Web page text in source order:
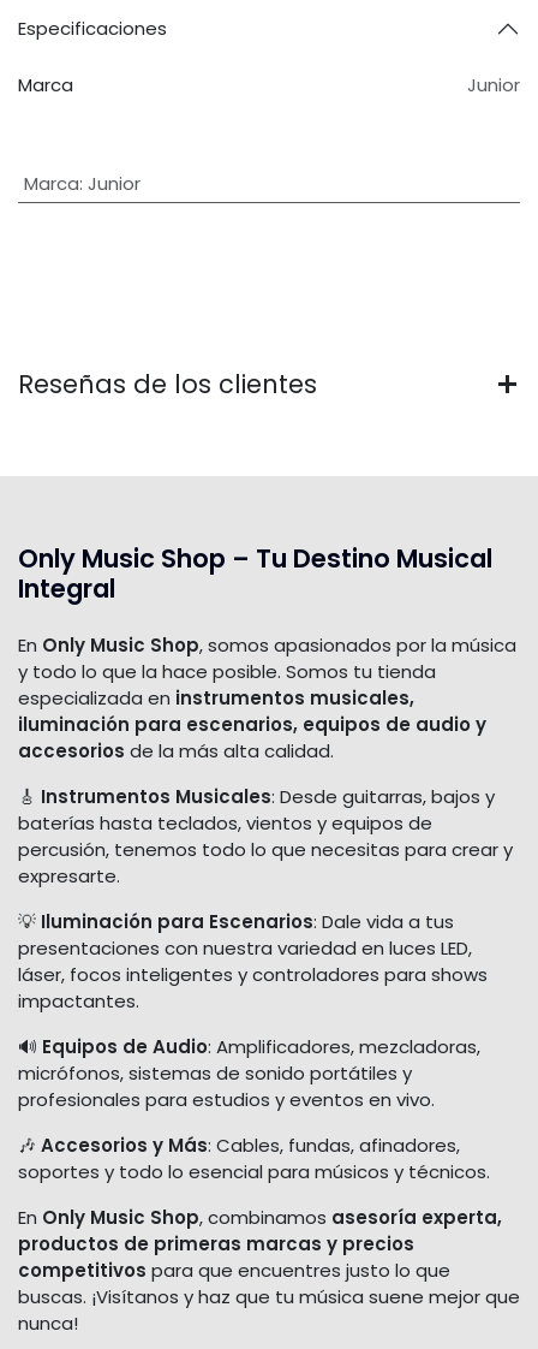
Especificaciones
Marca Junior
Marca: Junior
Reseñas de los clientes
Only Music Shop – Tu Destino Musical
Integral
En Only Music Shop, somos apasionados por la música
y todo lo que la hace posible. Somos tu tienda
especializada en instrumentos musicales,
iluminación para escenarios, equipos de audio y
accesorios de la más alta calidad.
🎸 Instrumentos Musicales: Desde guitarras, bajos y
baterías hasta teclados, vientos y equipos de
percusión, tenemos todo lo que necesitas para crear y
expresarte.
💡 Iluminación para Escenarios: Dale vida a tus
presentaciones con nuestra variedad en luces LED,
láser, focos inteligentes y controladores para shows
impactantes.
🔊 Equipos de Audio: Amplificadores, mezcladoras,
micrófonos, sistemas de sonido portátiles y
profesionales para estudios y eventos en vivo.
🎶 Accesorios y Más: Cables, fundas, afinadores,
soportes y todo lo esencial para músicos y técnicos.
En Only Music Shop, combinamos asesoría experta,
productos de primeras marcas y precios
competitivos para que encuentres justo lo que
buscas. ¡Visítanos y haz que tu música suene mejor que
nunca!